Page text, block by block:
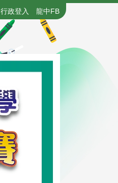
行政登入 龍中FB